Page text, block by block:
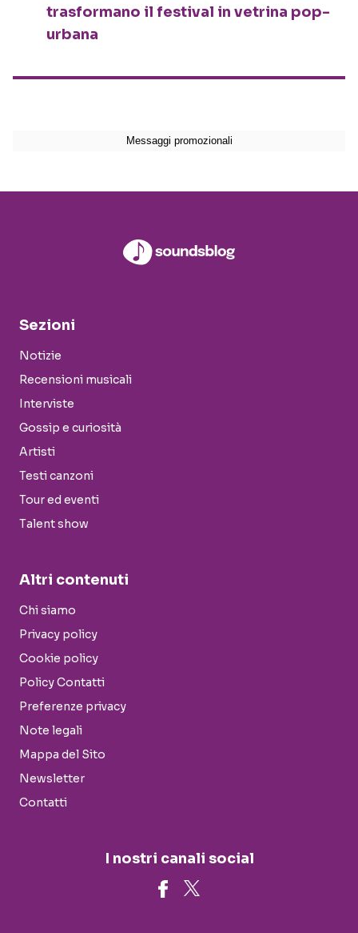
trasformano il festival in vetrina pop-
urbana
Sezioni
Notizie
Recensioni musicali
Interviste
Gossip e curiosità
Artisti
Testi canzoni
Tour ed eventi
Talent show
Altri contenuti
Chi siamo
Privacy policy
Cookie policy
Policy Contatti
Preferenze privacy
Note legali
Mappa del Sito
Newsletter
Contatti
I nostri canali social